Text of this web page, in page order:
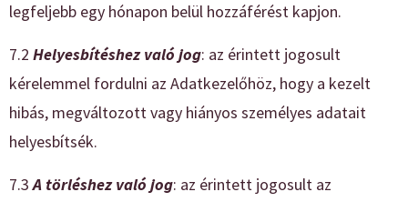
legfeljebb egy hónapon belül hozzáférést kapjon.
7.2 Helyesbítéshez való jog: az érintett jogosult
kérelemmel fordulni az Adatkezelőhöz, hogy a kezelt
hibás, megváltozott vagy hiányos személyes adatait
helyesbítsék.
7.3A törléshez való jog: az érintett jogosult az